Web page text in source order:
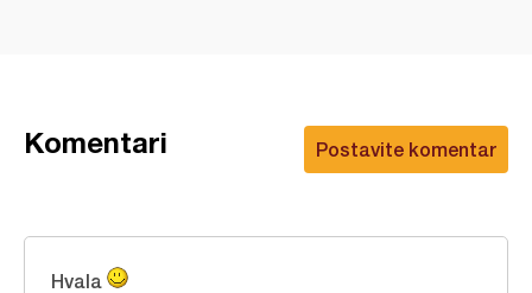
Postavite komentar
Komentari
Hvala